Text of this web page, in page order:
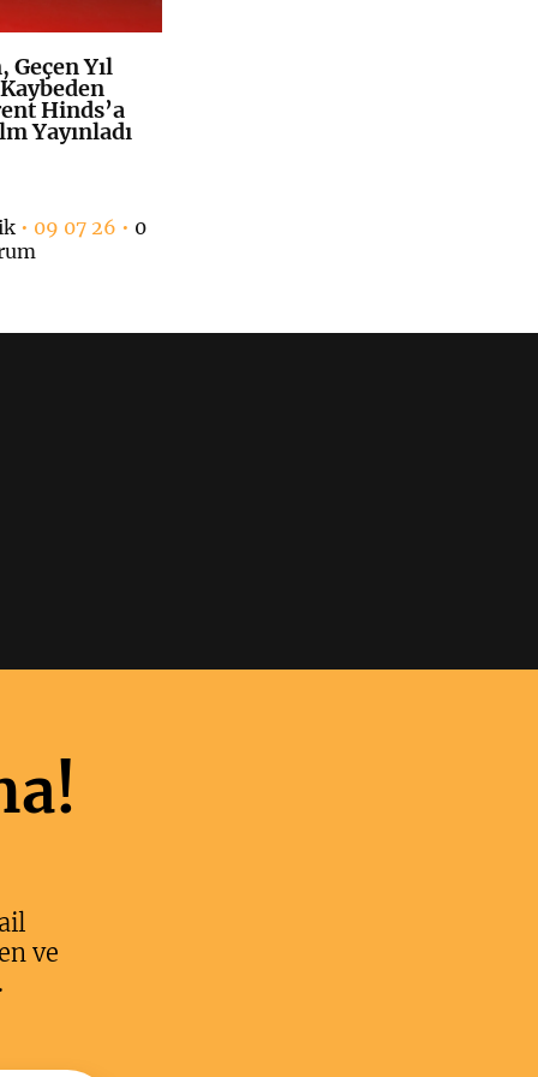
+
Geçen Yıl
Hinds’a
Yayınladı
• 09 07 26 • 0
ve